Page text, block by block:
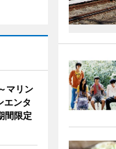
マリン
エンタ
間限定